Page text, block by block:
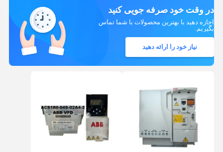
در وقت خود صرفه جویی کنید
اجازه دهید با بهترین محصولات با شما تماس
بگیریم.
نیاز خود را ارائه دهید